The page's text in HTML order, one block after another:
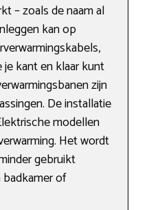
– zoals de naam al
kan op
kant en klaar kunt
zijn
De installatie
modellen
Het wordt
gebruikt
of